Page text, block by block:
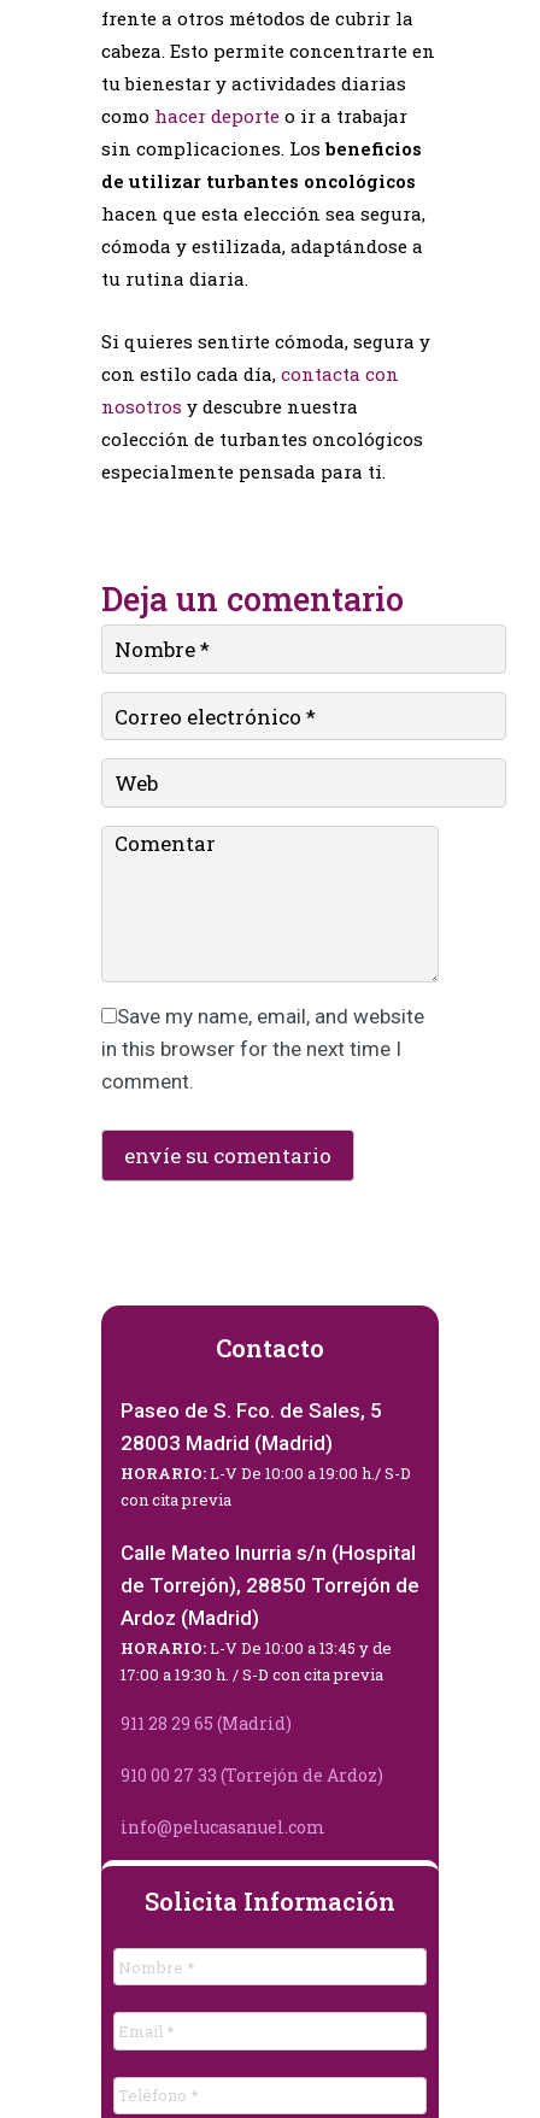
frente a otros métodos de cubrir la
cabeza. Esto permite concentrarte en
tu bienestar y actividades diarias
como hacer deporte o ir a trabajar
sin complicaciones. Losbeneficios
de utilizar turbantes oncológicos
hacen que esta elección sea segura,
cómoda y estilizada, adaptándose a
tu rutina diaria.
Si quieres sentirte cómoda, segura y
con estilo cada día, contacta con
nosotros y descubre nuestra
colección de turbantes oncológicos
especialmente pensada para ti.
Deja un comentario
Save my name, email, and website
in this browser for the next time I
comment.
Contacto
Paseo de S. Fco. de Sales, 5
28003 Madrid (Madrid)
HORARIO:L-V De 10:00 a 19:00 h./ S-D
con cita previa
Calle Mateo Inurria s/n (Hospital
de Torrejón), 28850 Torrejón de
Ardoz (Madrid)
HORARIO:L-V De 10:00 a 13:45 y de
17:00 a 19:30 h. / S-D con cita previa
911 28 29 65 (Madrid)
910 00 27 33 (Torrejón de Ardoz)
info@pelucasanuel.com
Solicita Información